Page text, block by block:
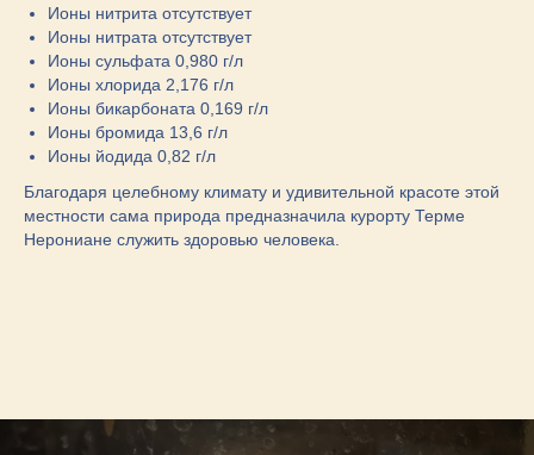
Ионы нитрита отсутствует
Ионы нитрата отсутствует
Ионы сульфата 0,980 г/л
Ионы хлорида 2,176 г/л
Ионы бикарбоната 0,169 г/л
Ионы бромида 13,6 г/л
Ионы йодида 0,82 г/л
Благодаря целебному климату и удивительной красоте этой
местности сама природа предназначила курорту Терме
Нерониане служить здоровью человека.